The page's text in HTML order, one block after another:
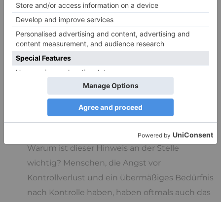
kämpfen. Sie vertrauen einfach nicht genug auf sich
und das Leben. Entscheide dich bewusst dafür zu
vertrauen:
Vertraue in dasLeben.
Vertraue in deineeigenen Fähigkeiten
andere Menschen
dass du ihnen zugestehen kannst, dass auch
sie ihr eigenes Leben bewältigen können.
Warum ist dieser Hinweis an der Stelle
wichtig? Menschen, die Angst vor
Kontrollverlust und ein übermäßiges Bedürfnis
nach Kontrolle haben, haben oftmals auch das